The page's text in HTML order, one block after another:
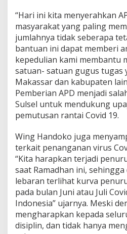
“Hari ini kita menyerahkan
masyarakat yang paling
jumlahnya tidak seberapa
bantuan ini dapat memberi
kepedulian kami membantu
satuan- satuan gugus tugas
Makassar dan kabupaten
Pemberian APD menjadi
Sulsel untuk mendukung
pemutusan rantai Covid 19.
Wing Handoko juga
terkait penanganan virus
“Kita harapkan terjadi
saat Ramadhan ini,
lebaran terlihat kurva
pada bulan Juni atau Juli
Indonesia” ujarnya. Meski
mengharapkan kepada
disiplin, dan tidak hanya